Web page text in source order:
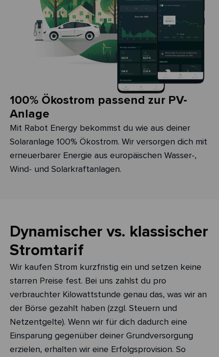
100% Ökostrom passend zur PV-
Anlage
Mit Rabot Energy bekommst du wie aus deiner
Solaranlage 100% Ökostrom. Wir versorgen dich mit
erneuerbarer Energie aus europäischen Wasser-,
Wind- und Solarkraftanlagen.
Dynamischer vs. klassischer
Stromtarif
Wir kaufen Strom kurzfristig ein und setzen keine
starren Preise fest. Bei uns zahlst du pro
verbrauchter Kilowattstunde genau das, was wir an
der Börse gezahlt haben (zzgl. Steuern und
Netzentgelte). Wenn wir für dich dadurch eine
Einsparung gegenüber deiner Grundversorgung
erzielen, erhalten wir eine Erfolgsprovision. So